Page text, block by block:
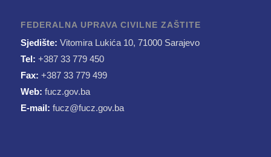
FEDERALNA UPRAVA CIVILNE ZAŠTITE
Sjedište: Vitomira Lukića 10, 71000 Sarajevo
Tel: +387 33 779 450
Fax: +387 33 779 499
Web: fucz.gov.ba
E-mail: fucz@fucz.gov.ba